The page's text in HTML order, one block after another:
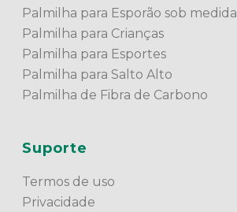
Palmilha para Esporão sob medida
Palmilha para Crianças
Palmilha para Esportes
Palmilha para Salto Alto
Palmilha de Fibra de Carbono
Suporte
Termos de uso
Privacidade